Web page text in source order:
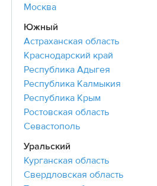
Москва
Южный
Астраханская область
Краснодарский край
Республика Адыгея
Республика Калмыкия
Республика Крым
Ростовская область
Севастополь
Уральский
Курганская область
Свердловская область